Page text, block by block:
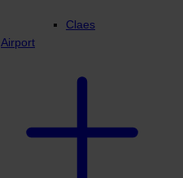
Claes
Airport